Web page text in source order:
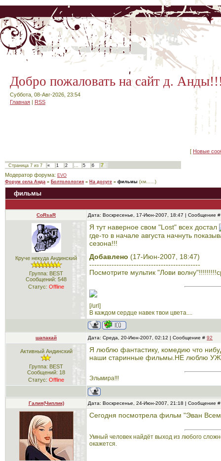
Добро пожаловать на сайт д.
Суббота, 08-Авг-2026, 23:54
Главная | RSS
[ Новые
Страница 7 из 7 « 1 2 … 5 6
7
Модератор форума: EVO
Форум села Анда » Болтолология » На досуге » фильмы (хм......)
фильмы
CoRsaR Дата: Воскресенье, 17-Июн-2007, 18:47 | Сообщение
Круче некуда Андинский
Группа: BEST
Сообщений: 548
Статус: Offline
Я тут наверное свом "Lost" всех достал
где-то в начале августа начнуть
сезона!!!
Добавлено (17-Июн-2007, 18:47)
---------------------------------------------
Посмотрите мультик "Лови
[/url]
В каждом сердце навек твои цвета....
шапакай Дата: Среда, 20-Июн-2007, 02:12 | Сообщение # 92
Активный Андинский
Группа: BEST
Сообщений: 18
Статус: Offline
Я люблю фантастику, комедию что
наши старинные фильмы.НЕ люблю
Эльмира!!!
Галия(Чиплик) Дата: Воскресенье, 24-Июн-2007, 21:18 | Сообщение
Сегодня посмотрела фильм "Эван
Умный человек найдёт выход из любого
окажется.